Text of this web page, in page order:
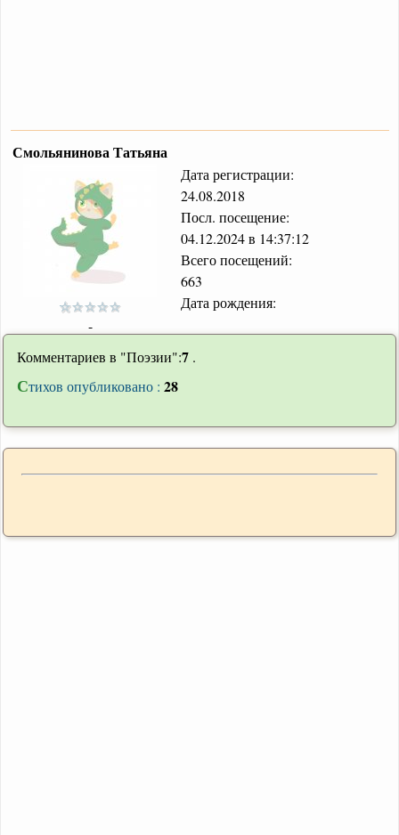
Смольянинова Татьяна
-
Дата регистрации:
24.08.2018
Посл. посещение:
04.12.2024 в 14:37:12
Всего посещений:
663
Дата рождения:
Комментариев в "Поэзии":7 .
Стихов опубликовано : 28